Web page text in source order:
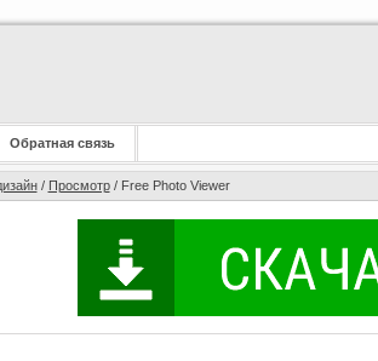
Обратная связь
/ Просмотр/ Free Photo Viewer